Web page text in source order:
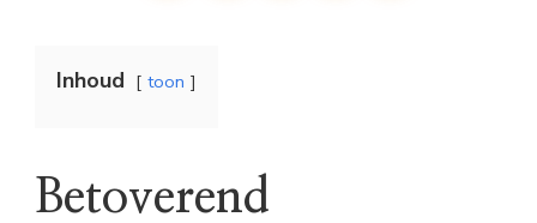
Inhoud toon
Betoverend